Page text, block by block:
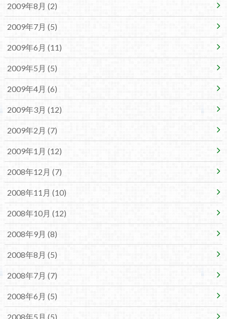
2009年8月 (2)
2009年7月 (5)
2009年6月 (11)
2009年5月 (5)
2009年4月 (6)
2009年3月 (12)
2009年2月 (7)
2009年1月 (12)
2008年12月 (7)
2008年11月 (10)
2008年10月 (12)
2008年9月 (8)
2008年8月 (5)
2008年7月 (7)
2008年6月 (5)
2008年5月 (5)